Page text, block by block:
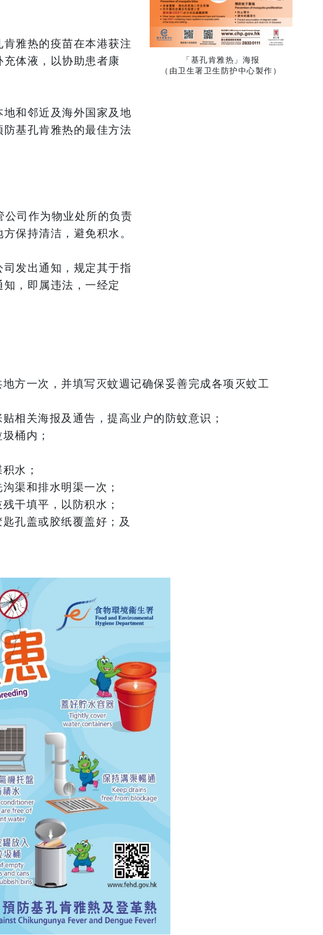
雅热的疫苗在本港获注
体液，以协助患者康
地和邻近及海外国家及地
基孔肯雅热的最佳方法
司作为物业处所的负责
保持清洁，避免积水。
发出通知，规定其于指
，即属违法，一经定
「基孔肯雅热」海报
（由卫生署卫生防护中心製作）
方一次，并填写灭蚊週记确保妥善完成各项灭蚊工
相关海报及通告，提高业户的防蚊意识；
桶内；
水；
渠和排水明渠一次；
干填平，以防积水；
孔盖或胶纸覆盖好；及